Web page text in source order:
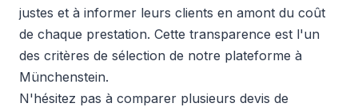
justes et à informer leurs clients en amont du coût
de chaque prestation. Cette transparence est l'un
des critères de sélection de notre plateforme à
Münchenstein.
N'hésitez pas à comparer plusieurs devis de